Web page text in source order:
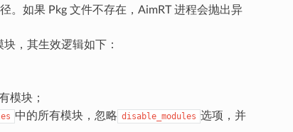
。如果 Pkg 文件不存在，AimRT 进程会抛出异
，其生效逻辑如下：
模块；
中的所有模块，忽略 disable_modules 选项，并